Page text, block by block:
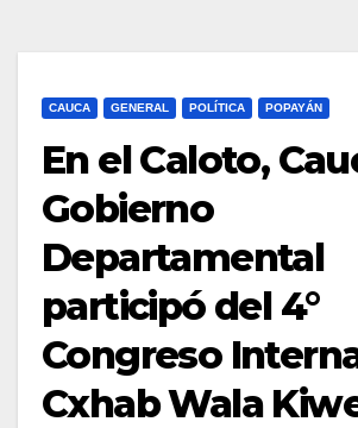
CAUCA GENERAL POLÍTICA POPAYÁN
En el Caloto,
Gobierno
Departamental
participó del 4°
Congreso
Cxhab Wala